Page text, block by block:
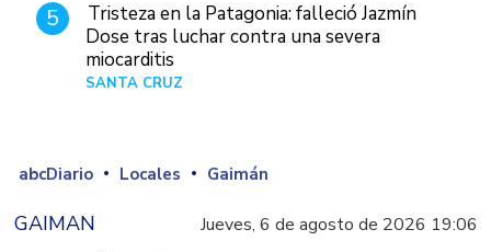
5
Tristeza en la Patagonia: falleció Jazmín
Dose tras luchar contra una severa
miocarditis
SANTA CRUZ
abcDiario Locales Gaimán
GAIMAN Jueves, 6 de agosto de 2026 19:06